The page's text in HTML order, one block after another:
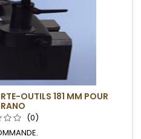
OUTILS 181 MM POUR
(0)